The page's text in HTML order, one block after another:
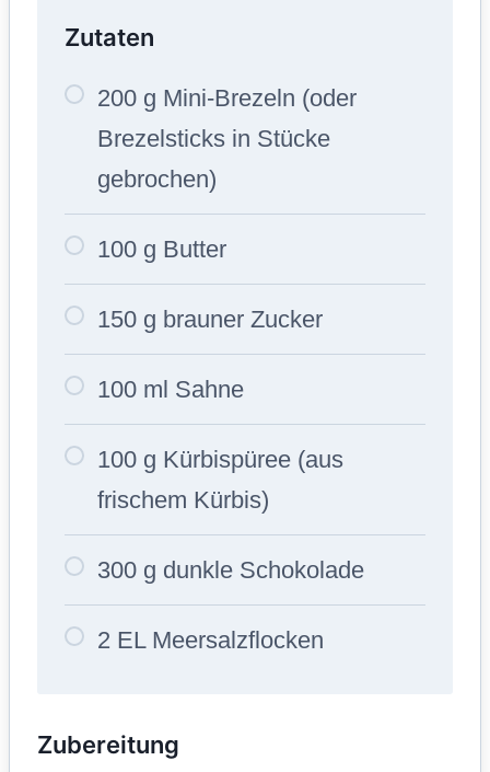
Zutaten
200 g Mini-Brezeln (oder
Brezelsticks in Stücke
gebrochen)
100 g Butter
150 g brauner Zucker
100 ml Sahne
100 g Kürbispüree (aus
frischem Kürbis)
300 g dunkle Schokolade
2 EL Meersalzflocken
Zubereitung